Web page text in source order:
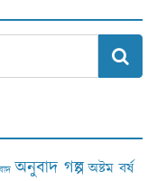
অনুবাদ গল্প অষ্টম বর্ষ